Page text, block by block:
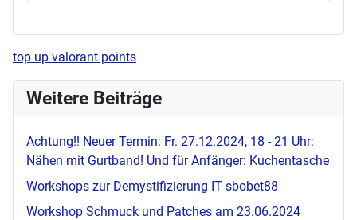
top up valorant points
Weitere Beiträge
Achtung!! Neuer Termin: Fr. 27.12.2024, 18 - 21 Uhr:
Nähen mit Gurtband! Und für Anfänger: Kuchentasche
Workshops zur Demystifizierung IT sbobet88
Workshop Schmuck und Patches am 23.06.2024